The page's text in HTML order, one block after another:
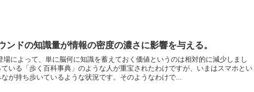
ンドの知識量が情報の密度の濃さに影響を与える。
場によって、単に脳何に知識を蓄えておく価値というのは相対的に減少しまし
いる「歩く百科事典」のような人が重宝されたわけですが、いまはスマホとい
が持ち歩いているような状況です。そのようなわけで...